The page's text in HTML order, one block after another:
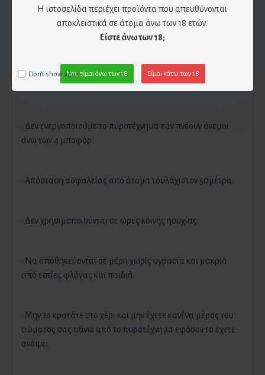
Η ιστοσελίδα περιέχει προϊόντα που απευθύνονται
αποκλειστικά σε άτομα άνω των 18 ετών.
Είστε άνω των 18;
Ναι, είμαι άνω των 18 Είμαι κάτω των 18
Don't show again.
· Τοποθετούμε στα πλάγια τσιμεντόλιθους ή τούβλα για
καλύτερη στήριξη χωρίς να καλύπτουμε την επάνω πλευρά
· Ανάβουμε το φιτίλι και απομακρυνόμαστε αμέσως.
· Δεν ενεργοποιούμε το πυροτέχνημα εάν πνέουν άνεμοι
άνω των 4 μποφόρ.
· Απόσταση ασφαλείας από άτομα τουλάχιστον 50μέτρα.
· Δεν χρησιμοποιούνται σε ώρες κοινής ησυχίας.
· Να αποθηκεύονται σε μέρη χωρίς υγρασία και μακριά
από εστίες φλόγας και παιδιά.
· Μην το κρατάτε στο χέρι και μην έχετε κανένα μέρος του
σώματος σας πάνω από το πυροτέχνημα εφόσον το έχετε
ανάψει